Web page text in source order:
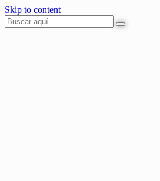
Skip to content